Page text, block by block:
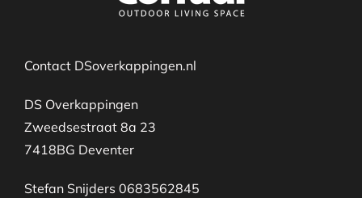
Contact DSoverkappingen.nl
DS Overkappingen
Zweedsestraat 8a 23
7418BG Deventer
Stefan Snijders 0683562845